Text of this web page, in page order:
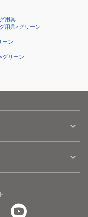
用具
用具×グリーン
ーン
グリーン